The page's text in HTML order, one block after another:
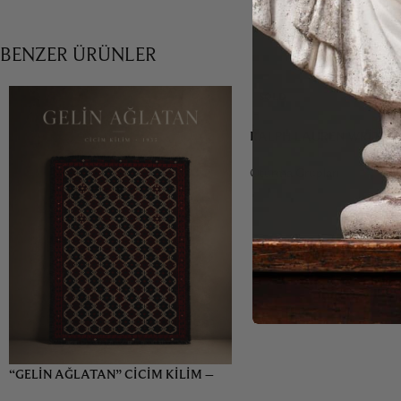
BENZER ÜRÜNLER
“GELIN AĞLATAN” CICIM KILIM –
RALPH LAUREN
Oturma Grupları